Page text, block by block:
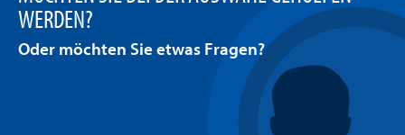
WERDEN?
Oder möchten Sie etwas Fragen?